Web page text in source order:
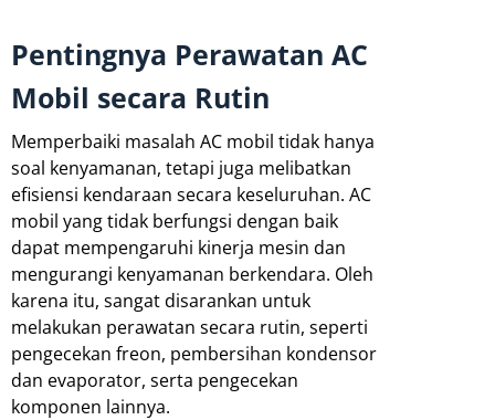
Pentingnya Perawatan AC
Mobil secara Rutin
Memperbaiki masalah AC mobil tidak hanya
soal kenyamanan, tetapi juga melibatkan
efisiensi kendaraan secara keseluruhan. AC
mobil yang tidak berfungsi dengan baik
dapat mempengaruhi kinerja mesin dan
mengurangi kenyamanan berkendara. Oleh
karena itu, sangat disarankan untuk
melakukan perawatan secara rutin, seperti
pengecekan freon, pembersihan kondensor
dan evaporator, serta pengecekan
komponen lainnya.